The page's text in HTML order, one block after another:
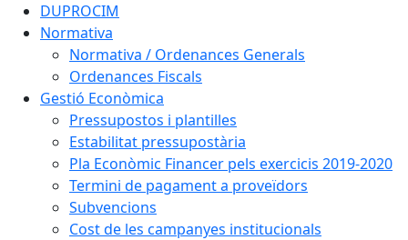
DUPROCIM
Normativa
Normativa / Ordenances Generals
Ordenances Fiscals
Gestió Econòmica
Pressupostos i plantilles
Estabilitat pressupostària
Pla Econòmic Financer pels exercicis 2019-2020
Termini de pagament a proveïdors
Subvencions
Cost de les campanyes institucionals